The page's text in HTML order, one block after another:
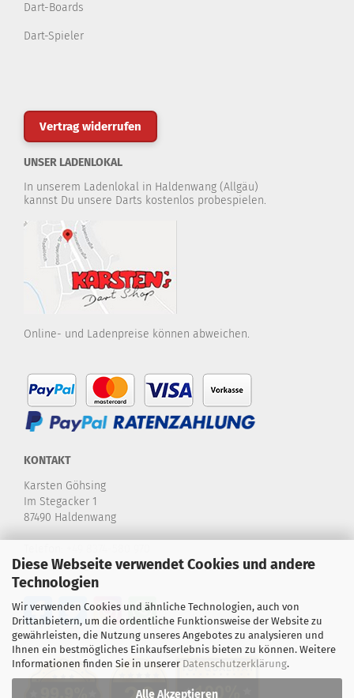
Diese Webseite verwendet Cookies und andere
Technologien
Wir verwenden Cookies und ähnliche Technologien, auch von
Drittanbietern, um die ordentliche Funktionsweise der Website zu
gewährleisten, die Nutzung unseres Angebotes zu analysieren und
Ihnen ein bestmögliches Einkaufserlebnis bieten zu können. Weitere
Informationen finden Sie in unserer Datenschutzerklärung.
Alle Akzeptieren
Dart-Boards
Dart-Spieler
Vertrag widerrufen
UNSER LADENLOKAL
In unserem Ladenlokal in Haldenwang (Allgäu)
kannst Du unsere Darts kostenlos probespielen.
Online- und Ladenpreise können abweichen.
KONTAKT
Karsten Göhsing
Im Stegacker 1
87490 Haldenwang
E-Mail:info@karstensdartshop.de